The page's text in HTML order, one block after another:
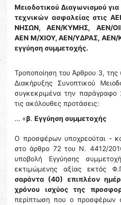
Μειοδοτικού Διαγωνισμού
τεχνικών ασφαλείας στις
ΝΗΣΩΝ, ΑΕΝ/ΚΥΜΗΣ, ΑΕΝ/
ΑΕΝ Μ/ΧΙΟΥ, ΑΕΝ/ΥΔΡΑΣ,
εγγύηση συμμετοχής.
Τροποποίηση του Άρθρου 3, της
Διακήρυξης Συνοπτικού
συγκεκριμένα την παράγραφο
τις ακόλουθες προτάσεις:
... «β. Εγγύηση συμμετοχής
Ο προσφέρων υποχρεούται -
στο άρθρο 72 του Ν. 4412/
υποβολή Εγγύησης
εκτιμώμενης αξίας εκτός
σαράντα (40) επιπλέον
χρόνου ισχύος της
περίπτωση που ο προσφέρων